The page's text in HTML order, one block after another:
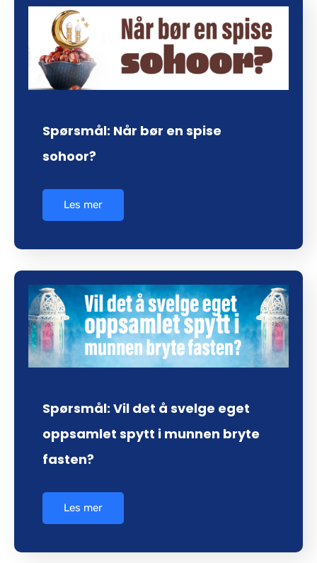
Spørsmål: Når bør en spise
sohoor?
Les mer
Spørsmål: Vil det å svelge eget
oppsamlet spytt i munnen bryte
fasten?
Les mer